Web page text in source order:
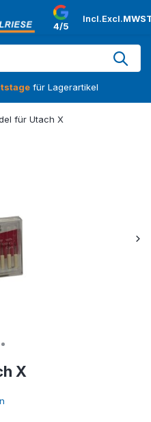
4/5
Incl.Excl.
für Lagerartikel
für Utach X
X